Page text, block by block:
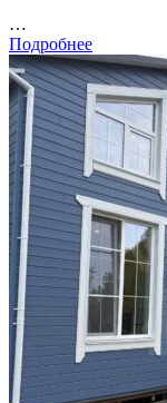
…
Подробнее